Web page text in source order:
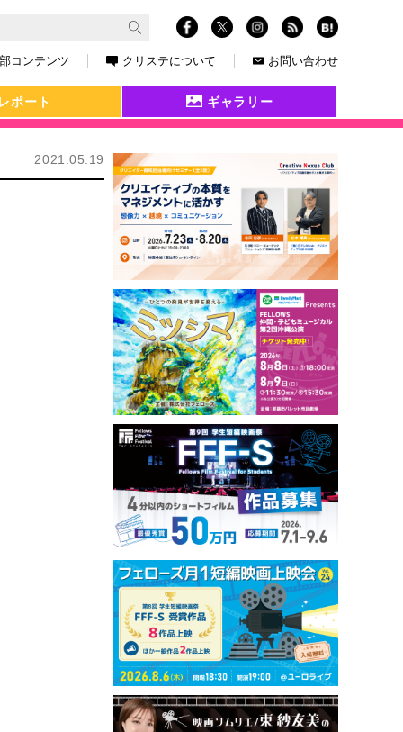
コンテンツ クリステについて お問い合わせ
ポート ギャラリー
2021.05.19